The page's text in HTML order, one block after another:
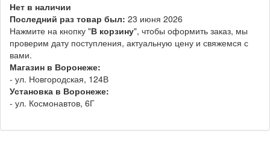
Нет в наличии
Последний раз товар был: 23 июня 2026
Нажмите на кнопку "В корзину", чтобы оформить заказ, мы
проверим дату поступления, актуальную цену и свяжемся с
вами.
Магазин в Воронеже:
- ул. Новгородская, 124В
Установка в Воронеже:
- ул. Космонавтов, 6Г